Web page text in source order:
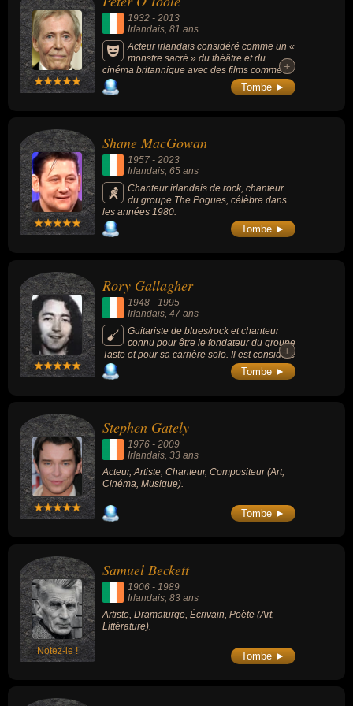
Slowly", coécrit pour la bande originale de ce
film, a formé le duo folk The Swell Season et
mené une carrière solo saluée par la
critique, marquée par plusieurs nominations
aux Grammy Awards.
1932 - 2013
Irlandais , 81 ans
Acteur irlandais considéré comme un «
monstre sacré » du théâtre et du
cinéma britannique avec des films comme «
Lawrence d'Arabie » (1962), « Becket »
(1964), « La Nuit des généraux » (1967), «
Golden Globe Award dont celui du Meilleur
acteur de l'année en 1963, de nombreux
autres grands prix et 1 Oscar d'honneur en
2003 (dont 8 nominations aux Oscars).
+
+
Tombe ►
Shane MacGowan
1957 - 2023
Irlandais, 65 ans
Chanteur irlandais de rock, chanteur
du groupe The Pogues, célèbre dans
les années 1980.
Tombe ►
Rory Gallagher
1948 - 1995
Irlandais , 47 ans
Guitariste de blues/rock et chanteur
connu pour être le fondateur du groupe
Taste et pour sa carrière solo. Il est considéré
comme l'un des musiciens les plus influents
de l'histoire et l'un des meilleurs guitaristes
+
+
Tombe ►
Stephen Gately
1976 - 2009
Irlandais, 33 ans
Acteur, Artiste, Chanteur, Compositeur (Art,
Cinéma, Musique).
Tombe ►
Notez-le !
Samuel Beckett
1906 - 1989
Irlandais , 83 ans
Artiste, Dramaturge, Écrivain, Poète (Art,
Littérature).
Tombe ►